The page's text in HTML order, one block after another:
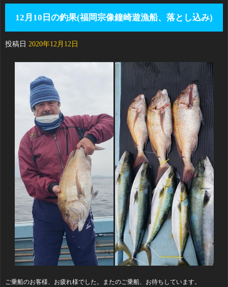
12月10日の釣果(福岡宗像鐘崎遊漁船、落とし込み)
投稿日 2020年12月12日
ご乗船のお客様、お疲れ様でした。またのご乗船、お待ちしています。